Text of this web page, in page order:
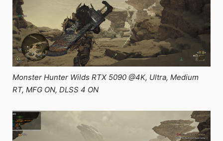
Monster Hunter Wilds RTX 5090 @4K, Ultra, Medium
RT, MFG ON, DLSS 4 ON